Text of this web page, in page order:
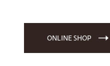
ONLINE SHOP